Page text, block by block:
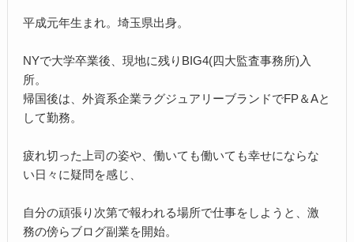
平成元年生まれ。埼玉県出身。
NYで大学卒業後、現地に残りBIG4(四大監査事務所)入
所。
帰国後は、外資系企業ラグジュアリーブランドでFP＆Aと
して勤務。
疲れ切った上司の姿や、働いても働いても幸せにならな
い日々に疑問を感じ、
自分の頑張り次第で報われる場所で仕事をしようと、激
務の傍らブログ副業を開始。